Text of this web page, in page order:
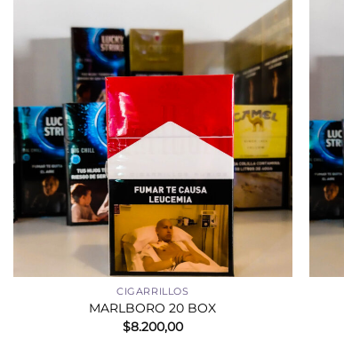
CIGARRILLOS
MARLBORO 20 BOX
$8.200,00